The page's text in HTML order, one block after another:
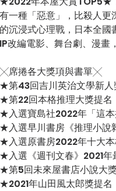
有一種「惡意」，比殺人
的沉浸式心理戰，日本全
IP改編電影、舞台劇、漫畫
╳席捲各大獎項與書單╳
★第43回吉川英治文學新人
★第22回本格推理大獎提名
★入選寶島社2022年「這
★入選早川書房《推理小說
★入選原書房2022年十大
★入選《週刊文春》2021
★第5回未來屋書店小說大
★2021年山田風太郎獎提名